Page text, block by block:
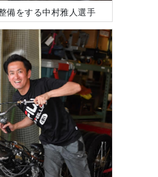
備をする中村雅人選手